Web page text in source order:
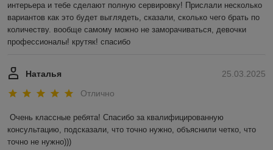
интерьера и тебе сделают полную сервировку! Прислали несколько
вариантов как это будет выглядеть, сказали, сколько чего брать по
количеству. вообще самому можно не заморачиваться, девочки
профессионалы! крутяк! спасибо
25.03.2025
Наталья
Отлично
Очень классные ребята! Спасибо за квалифицированную
консультацию, подсказали, что точно нужно, объяснили четко, что
точно не нужно)))